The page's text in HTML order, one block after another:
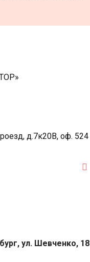
д.7к20В, оф. 524
ул. Шевченко, 18